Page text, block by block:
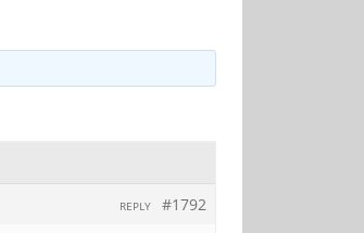
#1792
REPLY